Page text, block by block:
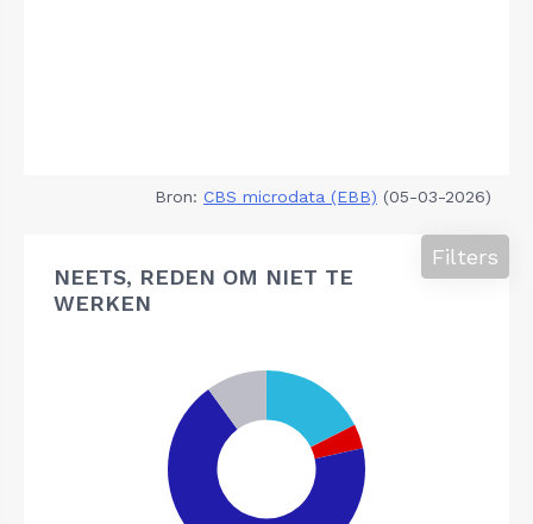
Bron: CBS microdata (EBB) (05-03-2026)
NEETS, REDEN OM NIET TE
WERKEN
Filters